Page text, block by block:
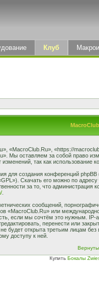
Клуб
«https://
Мы оставляем за собой право
так как
создания конференций
Скачать его можно по адресу
за то, что
.
сообщений,
«MacroClub.Ru» или
если мы сочтём это нужным.
перенести или
будет открыта третьим лицам
доступу к ней.
Купить Бокалы